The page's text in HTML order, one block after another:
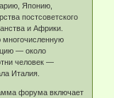
Японию,
постсоветского
и Африки.
— около
человек —
Италия.
форума включает